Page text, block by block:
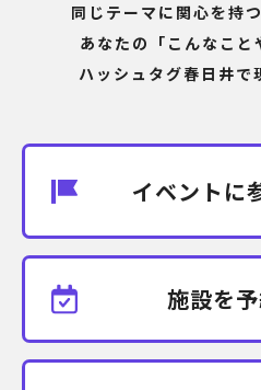
同じテーマに関心を持
あなたの「こんなこと
ハッシュタグ春日井で
イベントに
施設を